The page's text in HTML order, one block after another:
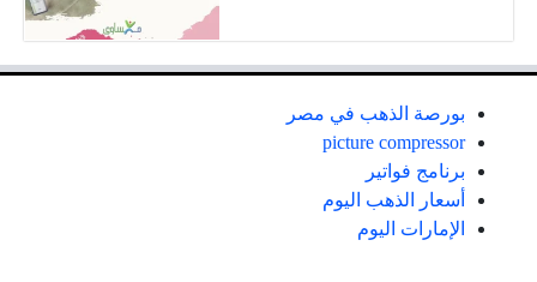
بورصة الذهب في مصر
picture compressor
برنامج فواتير
أسعار الذهب اليوم
الإمارات اليوم